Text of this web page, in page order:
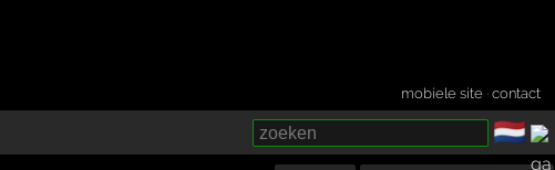
mobiele site ·contact
🇳🇱